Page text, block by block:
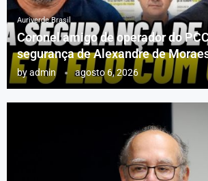
Auriverde Brasil
Coronel amigo de operador do
segurança de Alexandre de
byadmin agosto 6, 2026